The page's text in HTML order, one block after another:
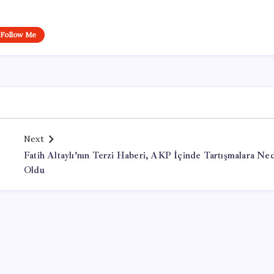
Follow Me
Next
Fatih Altaylı’nın Terzi Haberi, AKP İçinde Tartışmalara
Oldu